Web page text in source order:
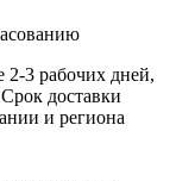
2-3 рабочих дней,
доставки
и региона